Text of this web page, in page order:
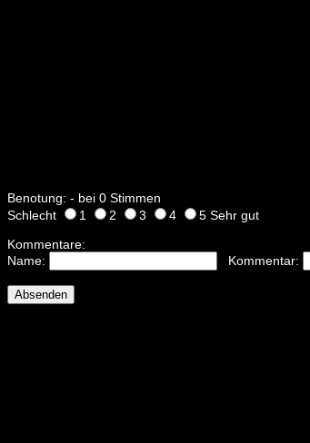
Benotung: - bei 0 Stimmen
Schlecht
1 2 3 4
5 Sehr gut
Kommentare:
Name:
Kommentar: